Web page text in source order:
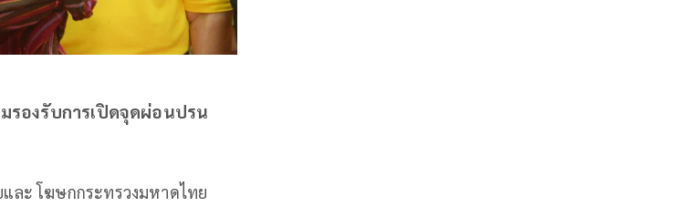
องรับการเปิดจุดผ่อนปรน
ละ โฆษกกระทรวงมหาดไทย